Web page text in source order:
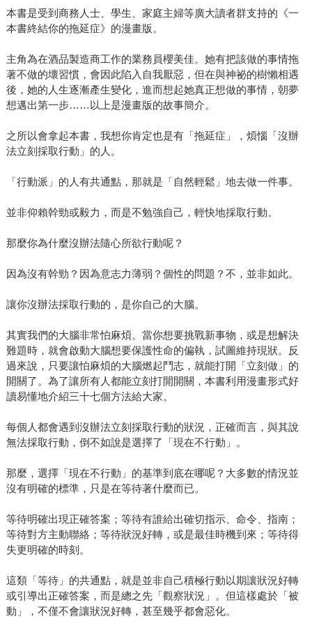
本書是受到商務人士、學生、家庭主婦等廣大讀者群支持的《一
本書終結你的拖延症》的漫畫版。
主角為在酒品製造商工作的業務員櫻美佳。她有把該做的事情拖
著不做的壞習慣，會因此陷入自我厭惡，但在與神祕的樹懶相遇
後，她的人生逐漸產生變化，進而想起她真正想做的事情，朝夢
想邁出第一步……以上是漫畫版的故事簡介。
之所以會拿起本書，我想你肯定也是有「拖延症」，煩惱「沒辦
法立刻採取行動」的人。
「行動派」的人有共通點，那就是「自然輕鬆」地去做一件事。
並非仰賴幹勁或毅力，而是不勉強自己，輕快地採取行動。
那麼你為什麼沒辦法隨心所欲行動呢？
因為沒有幹勁？因為意志力薄弱？個性的問題？不，並非如此。
讓你沒辦法採取行動的，是你自己的大腦。
其實我們的大腦非常怕麻煩。當你想要挑戰新事物，或是想解決
難題時，就會啟動大腦想要保護性命的偏執，試圖維持現狀。反
過來說，只要讓怕麻煩的大腦燃起鬥志，就能打開「立刻做」的
開關了。為了讓所有人都能立刻打開開關，本書利用漫畫形式好
讀易懂地介紹三十七個方法給大家。
每個人都會遇到沒辦法立刻採取行動的狀況，正確而言，與其說
無法採取行動，倒不如說是選擇了「現在不行動」。
那麼，選擇「現在不行動」的基準到底在哪呢？大多數的情況並
沒有明確的標準，只是在等待著什麼而已。
等待明確出現正確答案；等待有誰給出確切指示、命令、指南；
等待對方主動聯絡；等待狀況好轉，或是最佳時機到來；等待得
失更明確的時刻。
這類「等待」的共通點，就是並非自己積極行動以期讓狀況好轉
或引導出正確答案，而是總之先「觀察狀況」。但這樣處於「被
動」，不僅不會讓狀況好轉，甚至幾乎都會惡化。